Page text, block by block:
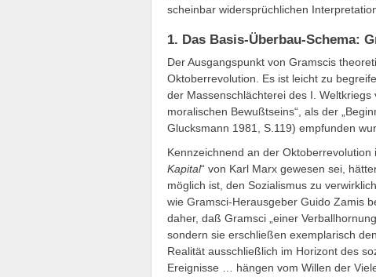
scheinbar widersprüchlichen
1. Das Basis-Überbau-Schema:
Der Ausgangspunkt von Gramscis
Oktoberrevolution. Es ist leicht zu
der Massenschlächterei des I.
moralischen Bewußtseins“, als der
Glucksmann 1981, S.119) empfunden
Kennzeichnend an der
Kapital“ von Karl Marx gewesen sei,
möglich ist, den Sozialismus zu
wie Gramsci-Herausgeber Guido Zamis
daher, daß Gramsci „einer
sondern sie erschließen exemplarisch
Realität ausschließlich im Horizont des
Ereignisse … hängen vom Willen der